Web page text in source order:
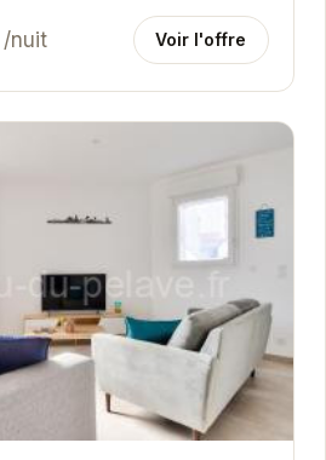
/nuit Voir l'offre